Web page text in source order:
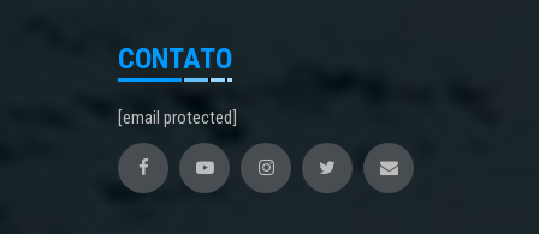
CONTATO
[email protected]